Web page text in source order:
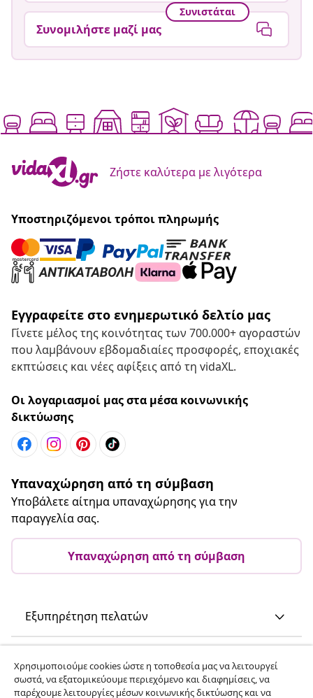
Συνιστάται
Συνομιλήστε μαζί μας
Ζήστε καλύτερα με λιγότερα
Υποστηριζόμενοι τρόποι πληρωμής
Εγγραφείτε στο ενημερωτικό δελτίο μας
Γίνετε μέλος της κοινότητας των 700.000+ αγοραστών
που λαμβάνουν εβδομαδιαίες προσφορές, εποχιακές
εκπτώσεις και νέες αφίξεις από τη vidaXL.
Οι λογαριασμοί μας στα μέσα κοινωνικής
δικτύωσης
Υπαναχώρηση από τη σύμβαση
Υποβάλετε αίτημα υπαναχώρησης για την
παραγγελία σας.
Υπαναχώρηση από τη σύμβαση
Εξυπηρέτηση πελατών
Χρησιμοποιούμε cookies ώστε η τοποθεσία μας να λειτουργεί
σωστά, να εξατομικεύουμε περιεχόμενο και διαφημίσεις, να
παρέχουμε λειτουργίες μέσων κοινωνικής δικτύωσης και να